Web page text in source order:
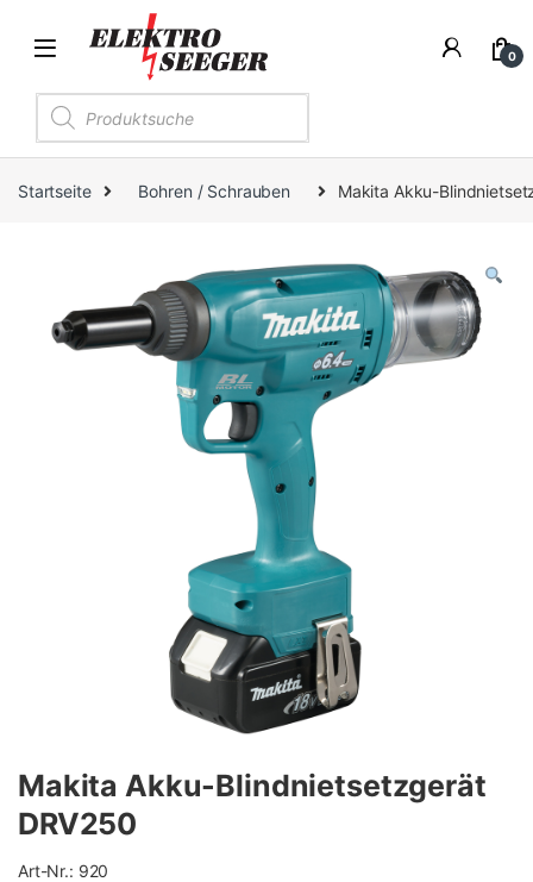
0
Products search
Startseite Bohren / Schrauben Makita Akku-
Makita Akku-Blindnietsetzgerät
DRV250
Art-Nr.: 920